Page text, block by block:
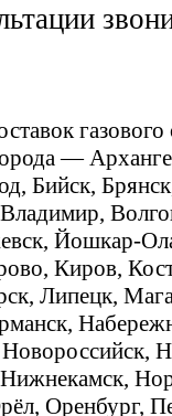
газового
—
Бийск,
Йошкар-
Киров,
Липецк,
Оренбург,